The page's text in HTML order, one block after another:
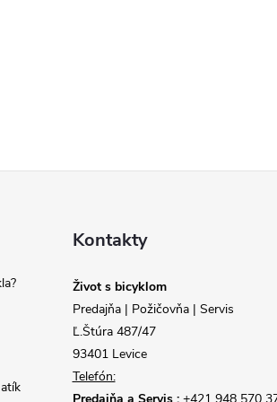
Kontakty
Život s bicyklom
Predajňa | Požičovňa | Servis
Ľ.Štúra 487/47
93401 Levice
Telefón: